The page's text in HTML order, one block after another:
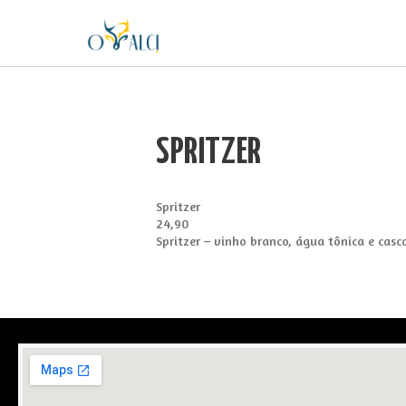
SPRITZER
Spritzer
24,90
Spritzer – vinho branco, água tônica e